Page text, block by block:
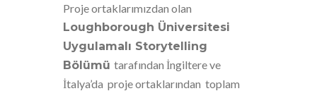
Proje ortaklarımızdan olan
Loughborough Üniversitesi
Uygulamalı Storytelling
Bölümü tarafından İngiltere ve
İtalya’da proje ortaklarından toplam